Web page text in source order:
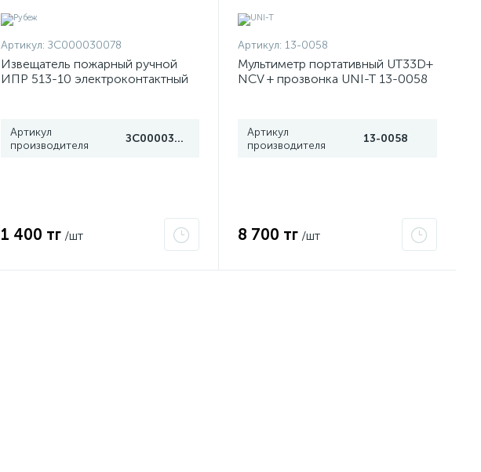
Артикул: ЗС000030078
Извещатель пожарный ручной
ИПР 513-10 электроконтактный
Артикул
производителя
ЗС000030078
1 400 тг /шт
Артикул: 13-0058
Мультиметр портативный UT33D+
NCV + прозвонка UNI-T 13-0058
Артикул
производителя
13-0058
8 700 тг /шт